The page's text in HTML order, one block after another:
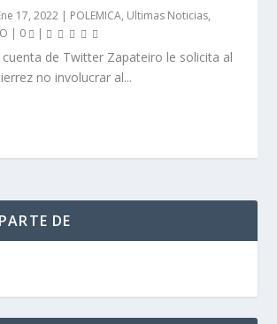
17, 2022 | POLEMICA, Ultimas Noticias,
| 0 |
de Twitter Zapateiro le solicita al
no involucrar al...
DE